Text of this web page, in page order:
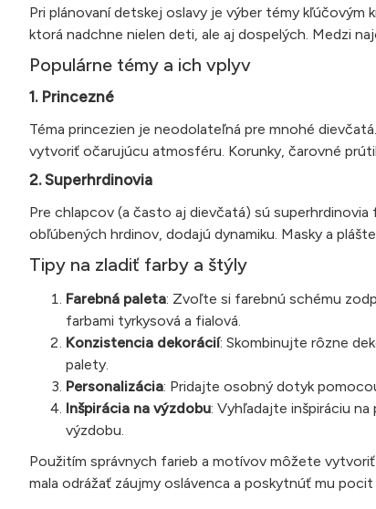
Pri plánovaní detskej oslavy je výber témy
ktorá nadchne nielen deti, ale aj dospelých. Medzi
Populárne témy a ich vplyv
1. Princezné
Téma princezien je neodolateľná pre mnohé
vytvoriť očarujúcu atmosféru. Korunky, čarovné
2. Superhrdinovia
Pre chlapcov (a často aj dievčatá) sú
obľúbených hrdinov, dodajú dynamiku. Masky a
Tipy na zladiť farby a štýly
Farebná paleta: Zvoľte si farebnú schému
farbami tyrkysová a fialová.
Konzistencia dekorácií: Skombinujte rôzne
palety.
Personalizácia: Pridajte osobný dotyk
Inšpirácia na výzdobu: Vyhľadajte inšpiráciu
výzdobu.
Použitím správnych farieb a motívov môžete
mala odrážať záujmy oslávenca a poskytnúť mu